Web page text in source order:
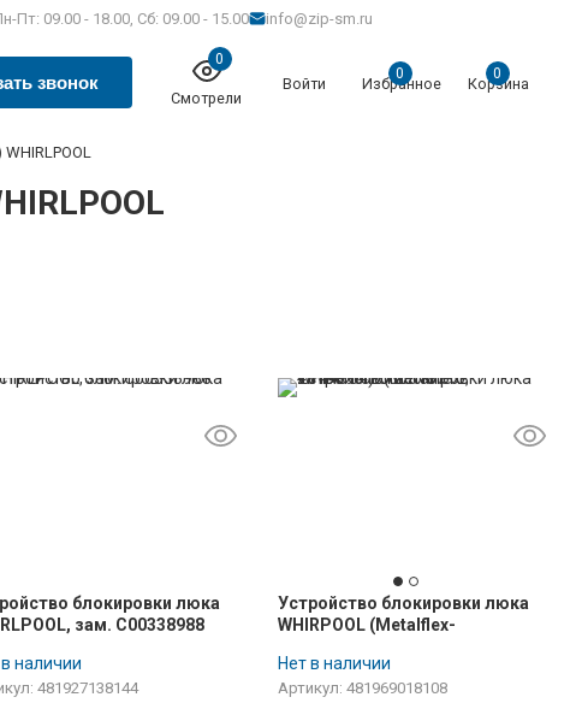
Пт: 09.00 - 18.00, Сб: 09.00 - 15.00 info@zip-sm.ru
звонок
0
Смотрели
Войти
0
Избранное
0
Корзина
блокировки люка
зам. C00338988
наличии
481927138144
Устройство блокировки люка
WHIRPOOL (Metalflex-
481969018123
Нет в наличии
Артикул: 481969018108